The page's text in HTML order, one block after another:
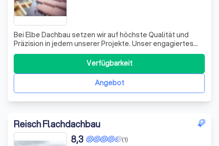
Bei Elbe Dachbau setzen wir auf höchste Qualität und
Präzision in jedem unserer Projekte. Unser engagiertes
Team plant und realisiert maßgeschneiderte
Dachlösungen in Hamburg und Umgebung, stets mit
einem Blick für Ästhetik und Funktionalität. Ob Sie ein
Flachdach erneuern, die Energieeffizienz durc
Angebot
Verfügbarkeit
Reisch Flachdachbau
(1)
8,3